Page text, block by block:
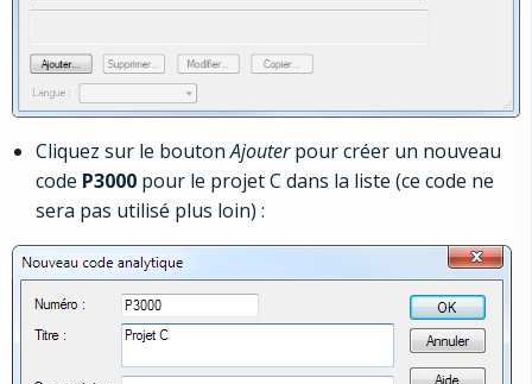
Cliquez sur le boutonAjouterpour créer un nouveau
code P3000 pour le projet C dans la liste (ce code ne
sera pas utilisé plus loin) :